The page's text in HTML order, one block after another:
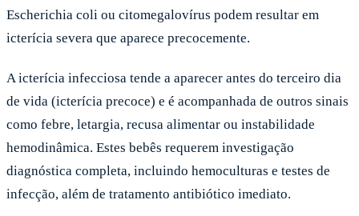
Escherichia coli ou citomegalovírus podem resultar em
icterícia severa que aparece precocemente.
A icterícia infecciosa tende a aparecer antes do terceiro dia
de vida (icterícia precoce) e é acompanhada de outros sinais
como febre, letargia, recusa alimentar ou instabilidade
hemodinâmica. Estes bebês requerem investigação
diagnóstica completa, incluindo hemoculturas e testes de
infecção, além de tratamento antibiótico imediato.